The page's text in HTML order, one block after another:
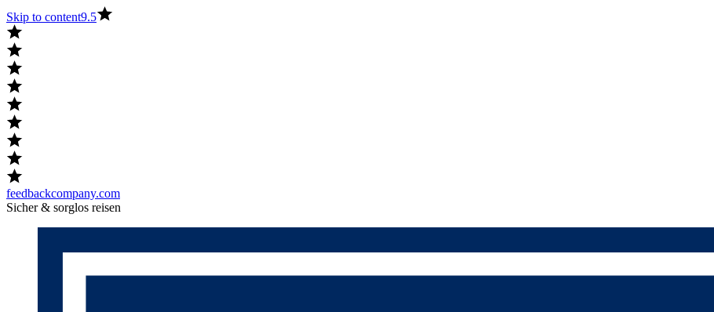
Skip to content9.5
feedbackcompany.com
Sicher & sorglos reisen